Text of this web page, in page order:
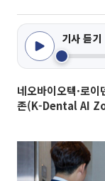
기사 듣기
네오바이오텍·로이
존(K-Dental AI